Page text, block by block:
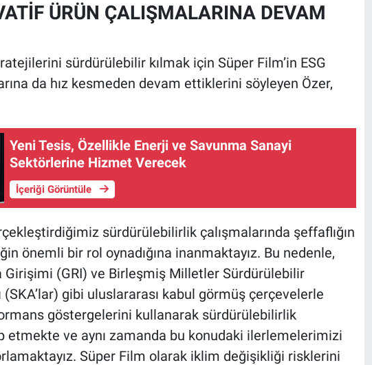
ÜRÜN ÇALIŞMALARINA DEVAM
sürdürülebilir kılmak için Süper Film’in ESG
da hız kesmeden devam ettiklerini söyleyen Özer,
Yeni Tesis, Özellikle Enerji ve Savunma Sanayi
Sektörlerine Hizmet Verecek
İçeriği Görüntüle
sürdürülebilirlik çalışmalarında şeffaflığın
önemli bir rol oynadığına inanmaktayız. Bu nedenle,
Girişimi (GRI) ve Birleşmiş Milletler Sürdürülebilir
(SKA’lar) gibi uluslararası kabul görmüş çerçevelerle
göstergelerini kullanarak sürdürülebilirlik
etmekte ve aynı zamanda bu konudaki ilerlemelerimizi
Süper Film olarak iklim değişikliği risklerini